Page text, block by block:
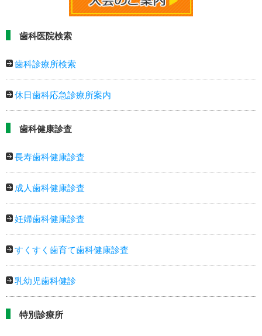
歯科医院検索
歯科診療所検索
休日歯科応急診療所案内
歯科健康診査
長寿歯科健康診査
成人歯科健康診査
妊婦歯科健康診査
すくすく歯育て歯科健康診査
乳幼児歯科健診
特別診療所